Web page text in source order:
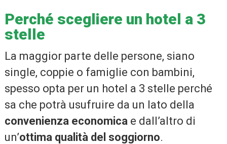
Perché scegliere un hotel a 3
stelle
La maggior parte delle persone, siano
single, coppie o famiglie con bambini,
spesso opta per un hotel a 3 stelle perché
sa che potrà usufruire da un lato della
convenienza economicae dall’altro di
un’ottima qualità del soggiorno.